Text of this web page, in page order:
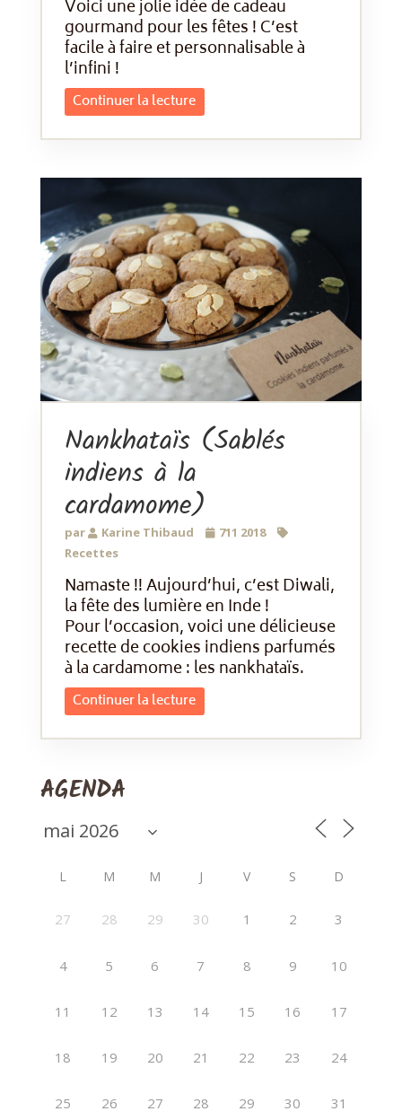
Voici une jolie idée de cadeau
gourmand pour les fêtes ! C’est
facile à faire et personnalisable à
l’infini !
Continuer la lecture
Nankhataïs (Sablés
indiens à la
cardamome)
par Karine Thibaud
711 2018
Recettes
Namaste !! Aujourd’hui, c’est Diwali,
la fête des lumière en Inde !
Pour l’occasion, voici une délicieuse
recette de cookies indiens parfumés
à la cardamome : les nankhataïs.
Continuer la lecture
AGENDA
L M M J V S D
27 28 29 30 1 2 3
4 5 6 7 8 9 10
11 12 13 14 15 16 17
18 19 20 21 22 23 24
25 26 27 28 29 30 31